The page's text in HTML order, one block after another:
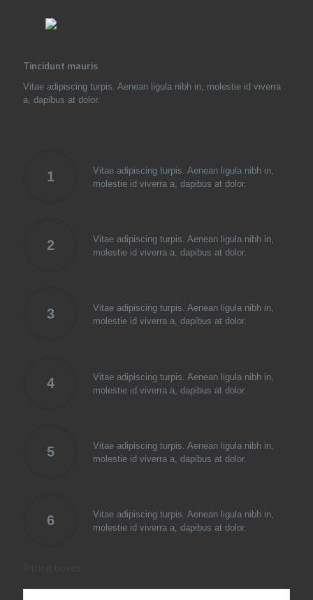
Tincidunt mauris
Vitae adipiscing turpis. Aenean ligula nibh in, molestie id viverra
a, dapibus at dolor.
1
Vitae adipiscing turpis. Aenean ligula nibh in,
molestie id viverra a, dapibus at dolor.
2
Vitae adipiscing turpis. Aenean ligula nibh in,
molestie id viverra a, dapibus at dolor.
3
Vitae adipiscing turpis. Aenean ligula nibh in,
molestie id viverra a, dapibus at dolor.
4
Vitae adipiscing turpis. Aenean ligula nibh in,
molestie id viverra a, dapibus at dolor.
5
Vitae adipiscing turpis. Aenean ligula nibh in,
molestie id viverra a, dapibus at dolor.
6
Vitae adipiscing turpis. Aenean ligula nibh in,
molestie id viverra a, dapibus at dolor.